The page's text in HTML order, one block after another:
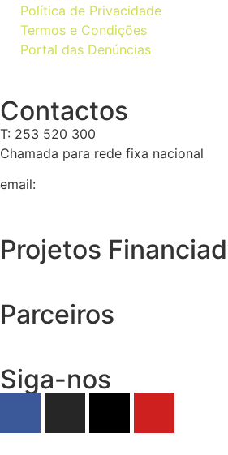
Política de Privacidade
Termos e Condições
Portal das Denúncias
Contactos
T: 253 520 300
Chamada para rede fixa nacional
email:
Projetos
Parceiros
Siga-nos